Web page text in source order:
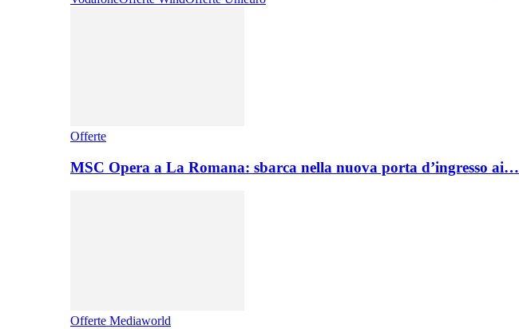
Offerte
MSC Opera a La Romana: sbarca nella nuova porta d’ingresso ai…
Offerte Mediaworld